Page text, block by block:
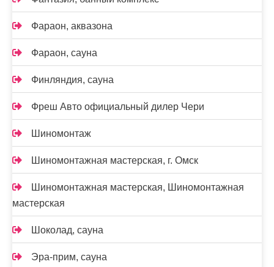
Фараон, аквазона
Фараон, сауна
Финляндия, сауна
Фреш Авто официальный дилер Чери
Шиномонтаж
Шиномонтажная мастерская, г. Омск
Шиномонтажная мастерская, Шиномонтажная
мастерская
Шоколад, сауна
Эра-прим, сауна